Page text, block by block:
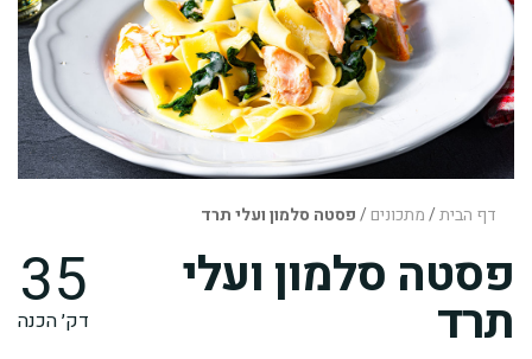
דף הבית/מתכונים/פסטה סלמון ועלי תרד
פסטה סלמון ועלי
תרד 35
דק׳ הכנה